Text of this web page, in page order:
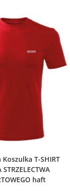
T-SHIRT
STRZELECTWA
haft